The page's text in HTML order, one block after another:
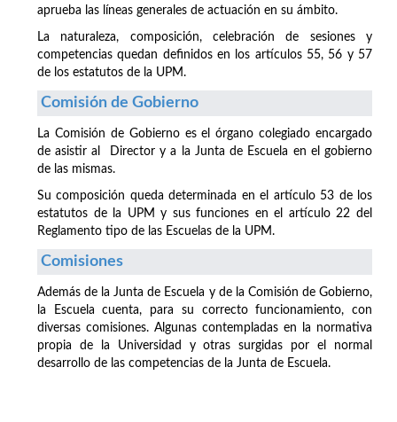
aprueba las líneas generales de actuación en su ámbito.
La naturaleza, composición, celebración de sesiones y
competencias quedan definidos en los artículos 55, 56 y 57
de los estatutos de la UPM.
Comisión de Gobierno
La Comisión de Gobierno es el órgano colegiado encargado
de asistir al Director y a la Junta de Escuela en el gobierno
de las mismas.
Su composición queda determinada en el artículo 53 de los
estatutos de la UPM y sus funciones en el artículo 22 del
Reglamento tipo de las Escuelas de la UPM.
Comisiones
Además de la Junta de Escuela y de la Comisión de Gobierno,
la Escuela cuenta, para su correcto funcionamiento, con
diversas comisiones. Algunas contempladas en la normativa
propia de la Universidad y otras surgidas por el normal
desarrollo de las competencias de la Junta de Escuela.